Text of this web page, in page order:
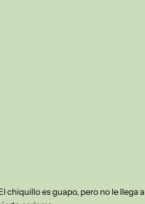
chiquillo es guapo, pero no le llega